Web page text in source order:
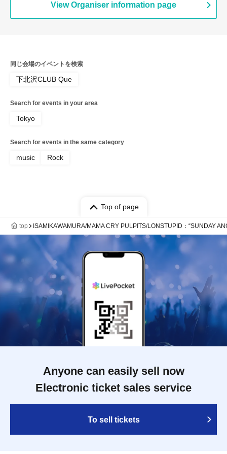
View Organiser information page
同じ会場のイベントを検索
下北沢CLUB Que
Search for events in your area
Tokyo
Search for events in the same category
music Rock
Top of page
top ISAMIKAWAMURA/MAMA CRY PULPITS/LONSTUPID：“SUNDAY
Anyone can easily sell now
Electronic ticket sales service
To sell tickets